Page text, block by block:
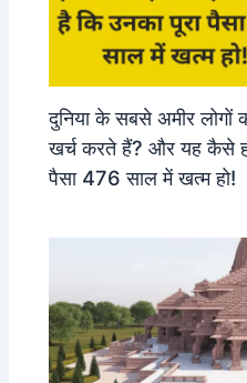
दुनिया के सबसे अमीर लोगों
खर्च करते हैं? और यह कैसे
पैसा 476 साल में खत्म हो!